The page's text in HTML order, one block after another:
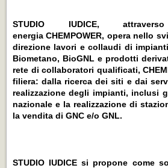
STUDIO IUDICE,
energia CHEMPOWER, opera nello
direzione lavori e collaudi di
Biometano, BioGNL e prodotti
rete di collaboratori qualificati,
filiera: dalla ricerca dei siti e dai
realizzazione degli impianti, inclusi
nazionale e la realizzazione di
la vendita di GNC e/o GNL.
STUDIO IUDICE si propone come